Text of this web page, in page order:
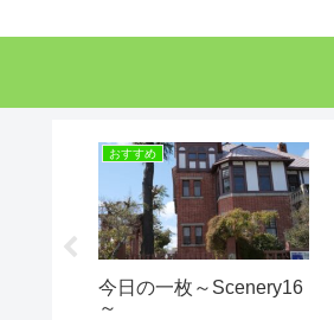
おすすめ
今日の一枚～Scenery16
～